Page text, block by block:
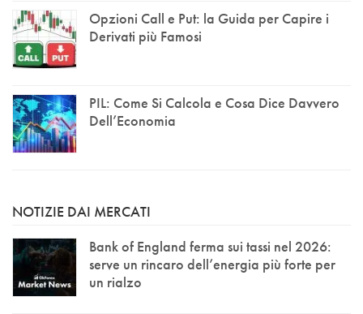
Opzioni Call e Put: la Guida per Capire i
Derivati più Famosi
PIL: Come Si Calcola e Cosa Dice Davvero
Dell’Economia
NOTIZIE DAI MERCATI
Bank of England ferma sui tassi nel 2026:
serve un rincaro dell’energia più forte per
un rialzo